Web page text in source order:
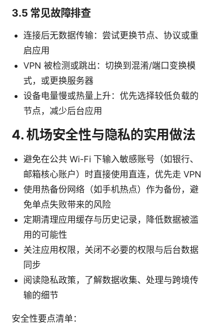
3.5 常见故障排查
连接后无数据传输：尝试更换节点、协议或重
启应用
VPN 被检测或跳出：切换到混淆/端口变换模
式，或更换服务器
设备电量慢或热量上升：优先选择较低负载的
节点，减少后台应用
4. 机场安全性与隐私的实用做法
避免在公共 Wi-Fi 下输入敏感账号（如银行、
邮箱核心账户）时直接使用直连，优先走 VPN
使用热备份网络（如手机热点）作为备份，避
免单点失败带来的风险
定期清理应用缓存与历史记录，降低数据被滥
用的可能性
关注应用权限，关闭不必要的权限与后台数据
同步
阅读隐私政策，了解数据收集、处理与跨境传
输的细节
安全性要点清单：